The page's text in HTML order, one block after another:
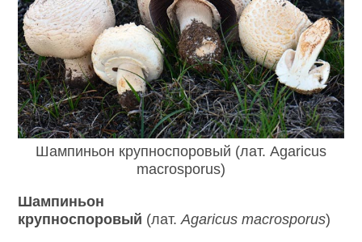
Шампиньон крупноспоровый (лат. Agaricus
macrosporus)
Шампиньон
крупноспоровый (лат.Agaricus macrosporus)